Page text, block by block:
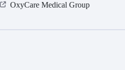
OxyCare Medical Group